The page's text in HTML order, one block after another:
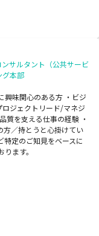
サルタント（公共サービ
グ本部
興味関心のある方 ・ビジ
ジェクトリード/マネジ
質を支える仕事の経験 ・
方／持とうと心掛けてい
定のご知見をベースに
ます。